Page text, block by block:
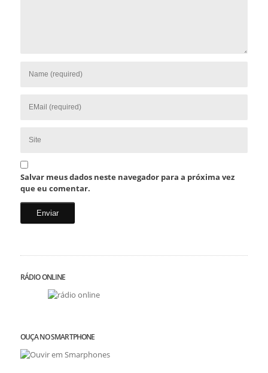
Salvar meus dados neste navegador para a próxima vez
que eu comentar.
RÁDIO ONLINE
OUÇA NO SMARTPHONE